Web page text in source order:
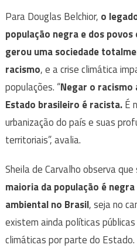
Para Douglas Belchior, o
população negra e dos
gerou uma sociedade
racismo, e a crise climática
populações. “Negar o racismo
Estado brasileiro é racista.É
urbanização do país e suas
territoriais”, avalia.
Sheila de Carvalho observa
maioria da população é
ambiental no Brasil, seja no
existem ainda políticas
climáticas por parte do Estado.